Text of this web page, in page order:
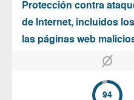
Protección contra
de Internet, incluidos
las páginas web
94